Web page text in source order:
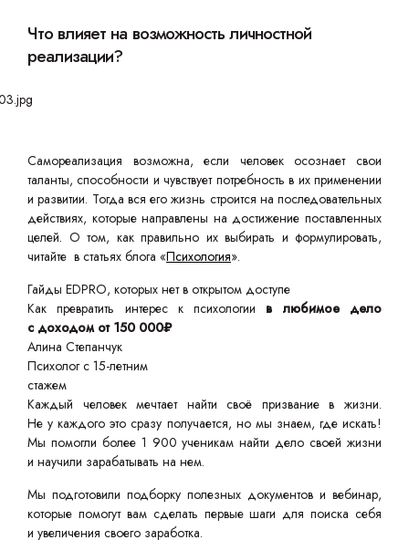
Что влияет на возможность личностной
реализации?
Самореализация возможна, если человек осознает свои
таланты, способности и чувствует потребность в их применении
и развитии. Тогда вся его жизнь строится на последовательных
действиях, которые направлены на достижение поставленных
целей. О том, как правильно их выбирать и формулировать,
читайте в статьях блога «Психология».
Гайды EDPRO, которых нет в открытом доступе
Как превратить интерес к психологии в любимое дело
с доходом от 150 000₽
Алина Степанчук
Психолог с 15-летним
стажем
Каждый человек мечтает найти своё призвание в жизни.
Не у каждого это сразу получается, но мы знаем, где искать!
Мы помогли более 1 900 ученикам найти дело своей жизни
и научили зарабатывать на нем.
Мы подготовили подборку полезных документов и вебинар,
которые помогут вам сделать первые шаги для поиска себя
и увеличения своего заработка.